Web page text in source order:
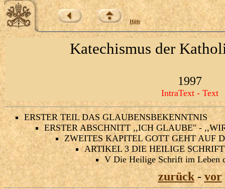
Hilfe
Katechismus der
1997
IntraText - Text
ERSTER TEIL DAS GLAUBENSBEKENNTNIS
ERSTER ABSCHNITT ,,ICH GLAUBE" -
ZWEITES KAPITEL GOTT GEHT AUF
ARTIKEL 3 DIE HEILIGE SCHRIFT
V Die Heilige Schrift im Leben
zurück-vor